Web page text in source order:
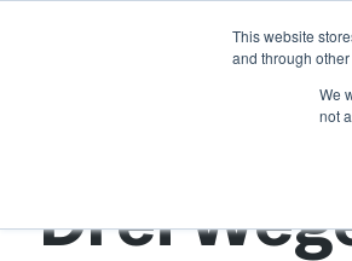
This website
and through
We
not
Über uns
Drei